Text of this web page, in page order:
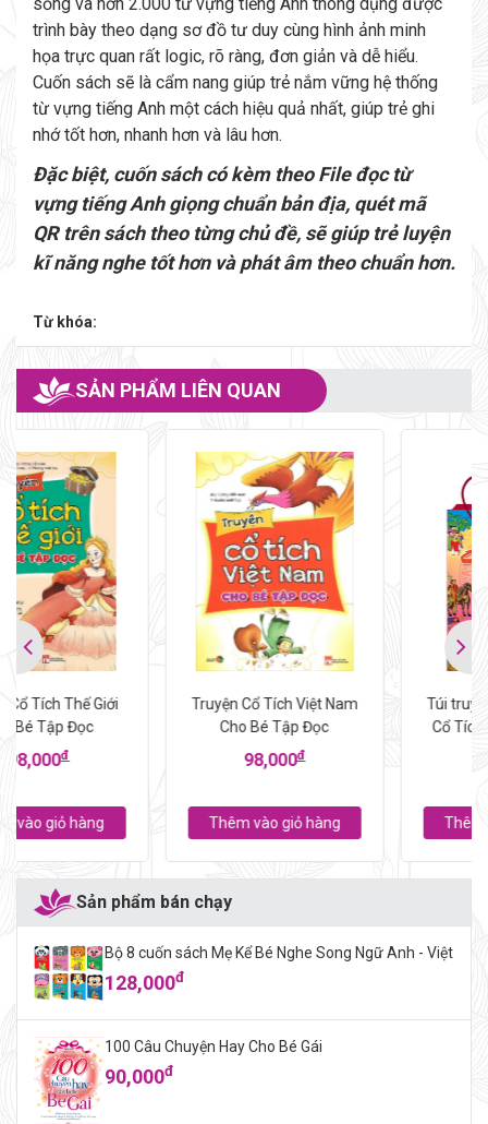
trình bày theo dạng sơ đồ tư duy cùng hình ảnh minh
họa trực quan rất logic, rõ ràng, đơn giản và dễ hiểu.
Cuốn sách sẽ là cẩm nang giúp trẻ nắm vững hệ thống
từ vựng tiếng Anh một cách hiệu quả nhất, giúp trẻ ghi
nhớ tốt hơn, nhanh hơn và lâu hơn.
Đặc biệt, cuốn sách có kèm theo File đọc từ
vựng tiếng Anh giọng chuẩn bản địa, quét mã
QR trên sách theo từng chủ đề, sẽ giúp trẻ luyện
kĩ năng nghe tốt hơn và phát âm theo chuẩn hơn.
Từ khóa:
SẢN PHẨM LIÊN QUAN
Truyện Cổ Tích Việt Nam
Cho Bé Tập Đọc
Thêm vào giỏ hàng
Túi truyện 8 cuốn Truyện
Cổ Tích Việt Nam Dành
Thêm vào giỏ hàng
Sản phẩm bán chạy
Bộ 8 cuốn sách Mẹ Kể Bé Nghe Song Ngữ Anh - Việt
128,000đ
100 Câu Chuyện Hay Cho Bé Gái
90,000đ